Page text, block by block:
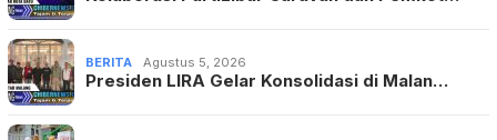
BERITA Agustus 5, 2026
Presiden LIRA Gelar Konsolidasi di Malan…